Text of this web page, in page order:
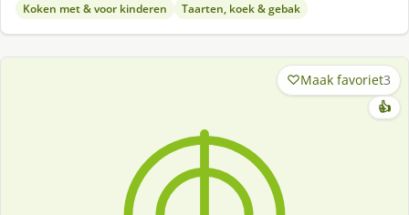
Koken met & voor kinderen Taarten, koek & gebak
Maak favoriet3
👍